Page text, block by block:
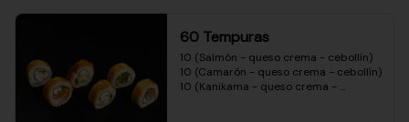
60 Tempuras
10 (Salmón - queso crema - cebollín)
10 (Camarón - queso crema - cebollín)
10 (Kanikama - queso crema -